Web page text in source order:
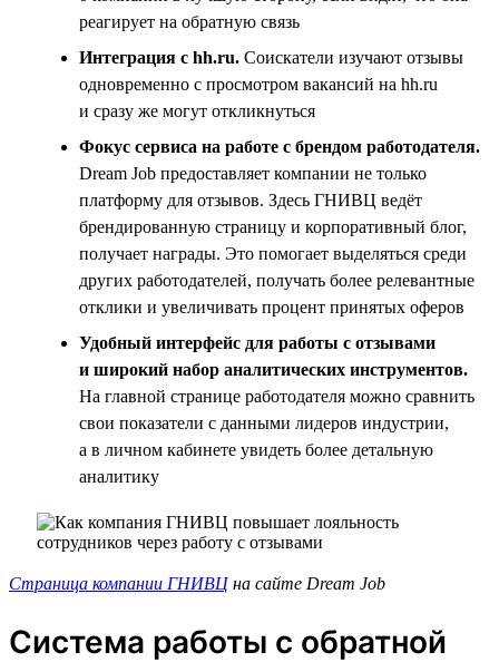
реагирует на обратную связь
Интеграция с hh.ru. Соискатели изучают отзывы
одновременно с просмотром вакансий на hh.ru
и сразу же могут откликнуться
Фокус сервиса на работе с брендом работодателя.
Dream Job предоставляет компании не только
платформу для отзывов. Здесь ГНИВЦ ведёт
брендированную страницу и корпоративный блог,
получает награды. Это помогает выделяться среди
других работодателей, получать более релевантные
отклики и увеличивать процент принятых оферов
Удобный интерфейс для работы с отзывами
и широкий набор аналитических инструментов.
На главной странице работодателя можно сравнить
свои показатели с данными лидеров индустрии,
а в личном кабинете увидеть более детальную
аналитику
Страница компании ГНИВЦна сайте Dream Job
Система работы с обратной